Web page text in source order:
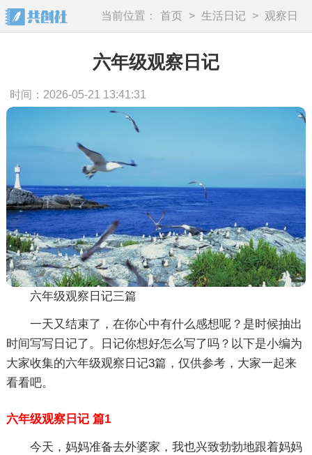
当前位置： 首页 > 生活日记 >
观察日
记
六年级观察日记
时间：2026-05-21 13:41:31
六年级观察日记三篇
一天又结束了，在你心中有什么感想呢？是时候抽出
时间写写日记了。日记你想好怎么写了吗？以下是小编为
大家收集的六年级观察日记3篇，仅供参考，大家一起来
看看吧。
六年级观察日记 篇1
今天，妈妈准备去外婆家，我也兴致勃勃地跟着妈妈